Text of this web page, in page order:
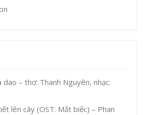
dao – thơ: Thanh Nguyên, nhạc:
lên cây (OST: Mắt biếc) – Phan